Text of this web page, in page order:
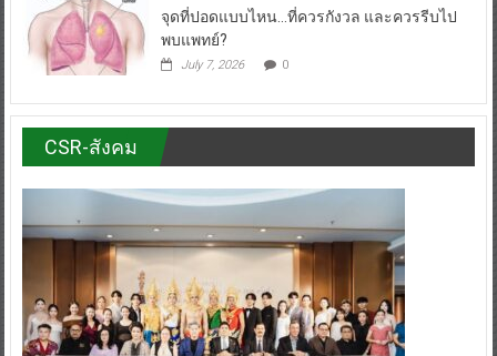
จุดที่ปอดแบบไหน…ที่ควรกังวล และควรรีบไป
พบแพทย์?
July 7, 2026 0
CSR-สังคม